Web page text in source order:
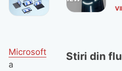
Microsoft
a
Stiri din